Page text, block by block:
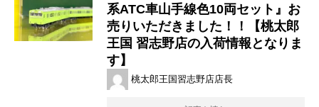
系ATC車山手線色10両セット』お
売りいただきました！！【桃太郎
王国 習志野店の入荷情報となりま
す】
桃太郎王国習志野店店長